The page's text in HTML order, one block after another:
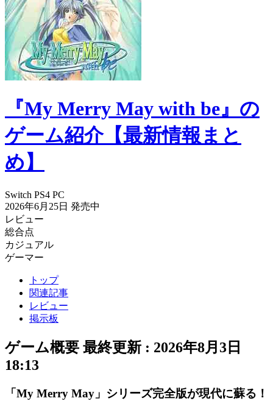
『My Merry May with be』の
ゲーム紹介【最新情報まと
め】
Switch PS4 PC
2026年6月25日 発売中
レビュー
総合点
カジュアル
ゲーマー
トップ
関連記事
レビュー
掲示板
ゲーム概要 最終更新 : 2026年8月3日
18:13
「My Merry May」シリーズ完全版が現代に蘇る！